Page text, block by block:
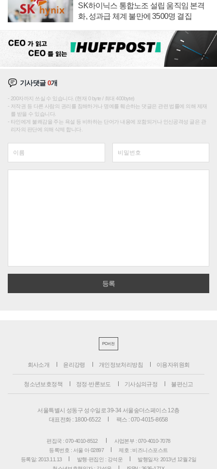
SK하이닉스 통합노조 설립 움직임 본격
화, 성과급 체계 불만에 3500명 결집
기사댓글0개
200자까지 쓰실 수 있습니다. (현재 0 byte / 최대 400byte)
저작권 등 다른 사람의 권리를 침해하거나 명예를 훼손하는 댓글은 관련 법률에 의해 제재
를 받을 수 있습니다.
타인에게 불쾌감을 주는 욕설 등 비하하는 단어가 내용에 포함되거나 인신공격성 글은 관
리자의 판단에 의해 삭제 합니다.
PC버전
회사소개 윤리강령 개인정보처리방침 이용자위원회
청소년보호정책 정정·반론보도 기사심의규정 불편신고
서울특별시 성동구 성수일로 39-34 서울숲더스페이스 12층
대표전화 : 1800-6522
팩스 : 070-4015-8658
편집국 : 070-4010-8512
사업본부 : 070-4010-7078
등록번호 : 서울 아 02897
제호 : 비즈니스포스트
등록일: 2013.11.13
발행·편집인 : 강석운
발행일자: 2013년 12월 2일